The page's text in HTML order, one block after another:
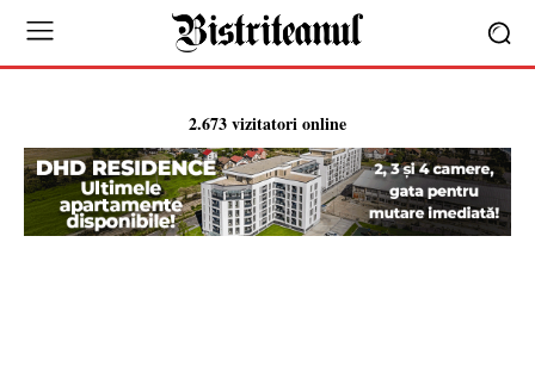
2.673 vizitatori online